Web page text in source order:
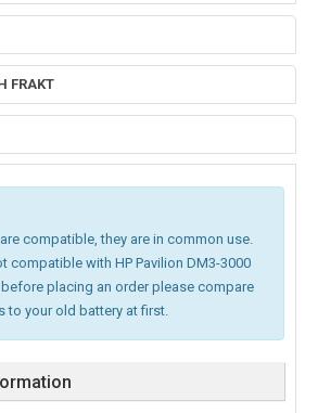
FRAKT
compatible, they are in common use.
compatible with HP Pavilion DM3-3000
placing an order please compare
to your old battery at first.